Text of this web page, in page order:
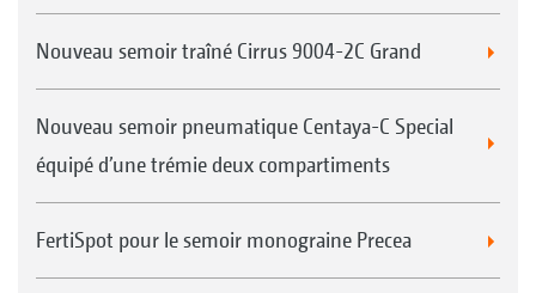
Nouveau semoir traîné Cirrus 9004-2C Grand
Nouveau semoir pneumatique Centaya-C Special
équipé d’une trémie deux compartiments
FertiSpot pour le semoir monograine Precea